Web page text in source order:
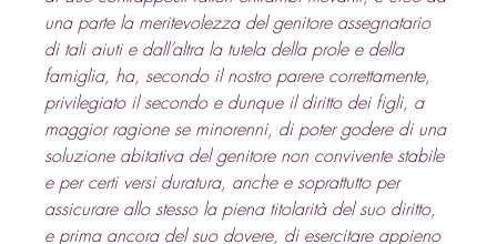
una parte la meritevolezza del genitore assegnatario
di tali aiuti e dall’altra la tutela della prole e della
famiglia, ha, secondo il nostro parere correttamente,
privilegiato il secondo e dunque il diritto dei figli, a
maggior ragione se minorenni, di poter godere di una
soluzione abitativa del genitore non convivente stabile
e per certi versi duratura, anche e soprattutto per
assicurare allo stesso la piena titolarità del suo diritto,
e prima ancora del suo dovere, di esercitare appieno